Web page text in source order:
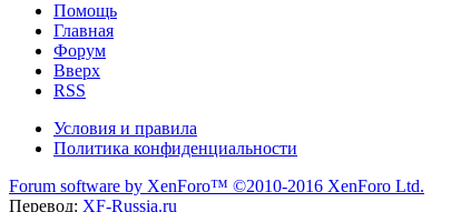
Помощь
Главная
Форум
Вверх
RSS
Условия и правила
Политика конфиденциальности
Forum software by XenForo™ ©2010-2016 XenForo Ltd.
Перевод: XF-Russia.ru